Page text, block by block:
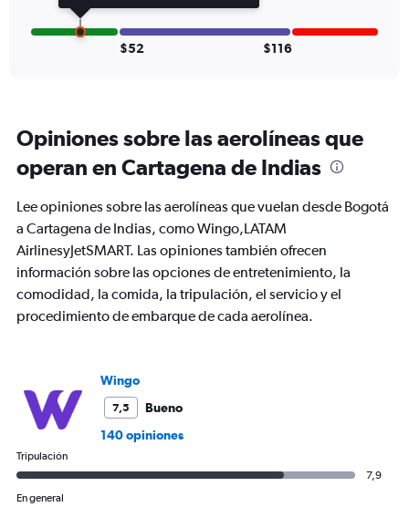
axis
displaying
180.
$52 $116
Opiniones sobre las aerolíneas que
operan en Cartagena de Indias
Lee opiniones sobre las aerolíneas que vuelan desde Bogotá
a Cartagena de Indias, como Wingo,LATAM
AirlinesyJetSMART. Las opiniones también ofrecen
información sobre las opciones de entretenimiento, la
comodidad, la comida, la tripulación, el servicio y el
procedimiento de embarque de cada aerolínea.
Wingo
7,5
Bueno
140 opiniones
Tripulación
7,9
En general